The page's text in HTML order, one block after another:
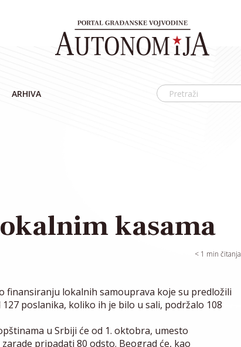
ARHIVA
kasama
< 1 min čitanja
finansiranju lokalnih samouprava koje su predložili
poslanika, koliko ih je bilo u sali, podržalo 108
u Srbiji će od 1. oktobra, umesto
pripadati 80 odsto. Beograd će, kao